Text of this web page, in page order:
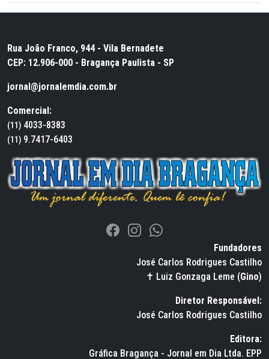
Rua João Franco, 944 - Vila Bernadete
CEP: 12.906-000 - Bragança Paulista - SP
jornal@jornalemdia.com.br
Comercial:
(11) 4033-8383
(11) 9.7417-6403
Fundadores
José Carlos Rodrigues Castilho
✝ Luiz Gonzaga Leme (Gino)
Diretor Responsável:
José Carlos Rodrigues Castilho
Editora:
Gráfica Bragança - Jornal em Dia Ltda. EPP